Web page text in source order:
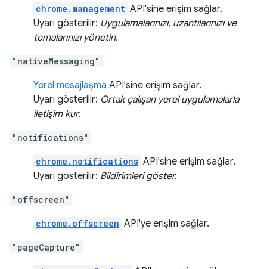
chrome.management API'sine erişim sağlar.
Uyarı gösterilir: Uygulamalarınızı, uzantılarınızı ve
temalarınızı yönetin.
"nativeMessaging"
Yerel mesajlaşma API'sine erişim sağlar.
Uyarı gösterilir: Ortak çalışan yerel uygulamalarla
iletişim kur.
"notifications"
chrome.notifications API'sine erişim sağlar.
Uyarı gösterilir: Bildirimleri göster.
"offscreen"
chrome.offscreen API'ye erişim sağlar.
"pageCapture"